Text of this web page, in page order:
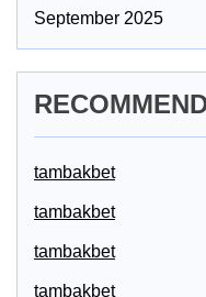
September 2025
tambakbet
tambakbet
tambakbet
tambakbet